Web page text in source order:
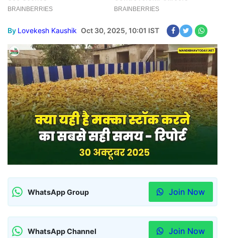
By Lovekesh Kaushik Oct 30, 2025, 10:01 IST
WhatsApp Group Join Now
WhatsApp Channel Join Now